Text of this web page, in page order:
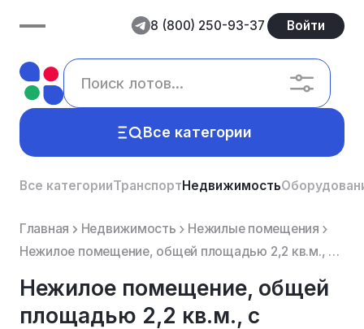
8 (800) 250-93-37 Войти
Все категории
Все категорииТранспортНедвижимость
Главная Недвижимость
Нежилые помещения
Нежилое помещение, общей площадью 2,2 кв.м., с кадастровым номером 54:35:064290:2970, расположенное ...
Нежилое помещение, общей
площадью 2,2 кв.м., с